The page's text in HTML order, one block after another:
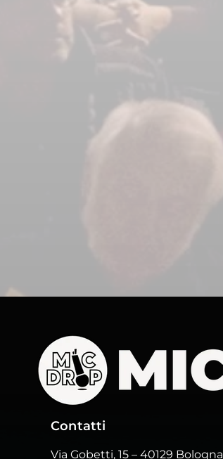
Contatti
Via Gobetti, 15– 40129 Bologna